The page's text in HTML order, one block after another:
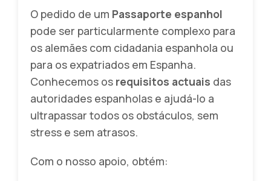
O pedido de um Passaporte espanhol
pode ser particularmente complexo para
os alemães com cidadania espanhola ou
para os expatriados em Espanha.
Conhecemos os requisitos actuais das
autoridades espanholas e ajudá-lo a
ultrapassar todos os obstáculos, sem
stress e sem atrasos.
Com o nosso apoio, obtém: